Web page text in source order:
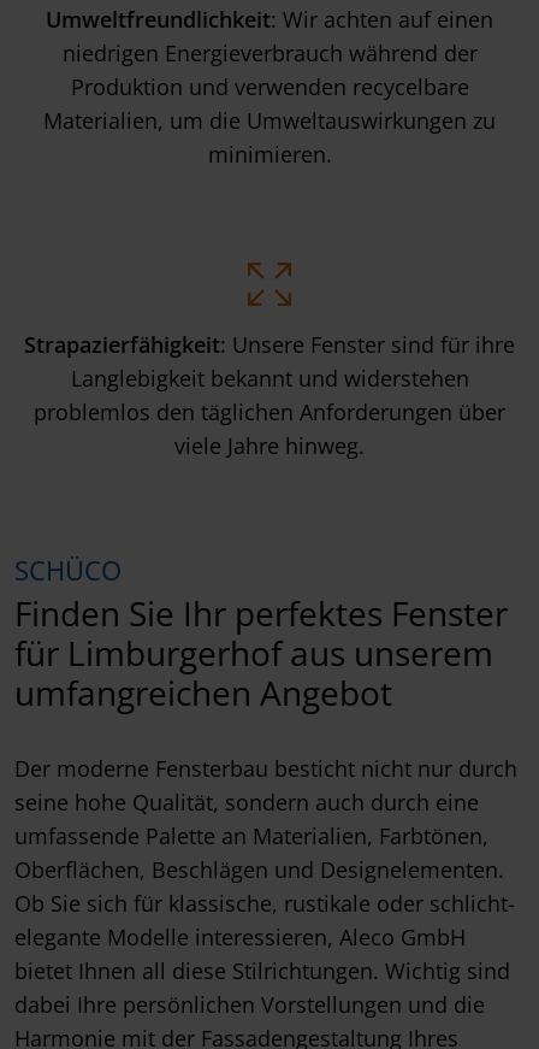
Umweltfreundlichkeit: Wir achten auf einen
niedrigen Energieverbrauch während der
Produktion und verwenden recycelbare
Materialien, um die Umweltauswirkungen zu
minimieren.
Strapazierfähigkeit: Unsere Fenster sind für ihre
Langlebigkeit bekannt und widerstehen
problemlos den täglichen Anforderungen über
viele Jahre hinweg.
SCHÜCO
Finden Sie Ihr perfektes Fenster
für Limburgerhof aus unserem
umfangreichen Angebot
Der moderne Fensterbau besticht nicht nur durch
seine hohe Qualität, sondern auch durch eine
umfassende Palette an Materialien, Farbtönen,
Oberflächen, Beschlägen und Designelementen.
Ob Sie sich für klassische, rustikale oder schlicht-
elegante Modelle interessieren, Aleco GmbH
bietet Ihnen all diese Stilrichtungen. Wichtig sind
dabei Ihre persönlichen Vorstellungen und die
Harmonie mit der Fassadengestaltung Ihres